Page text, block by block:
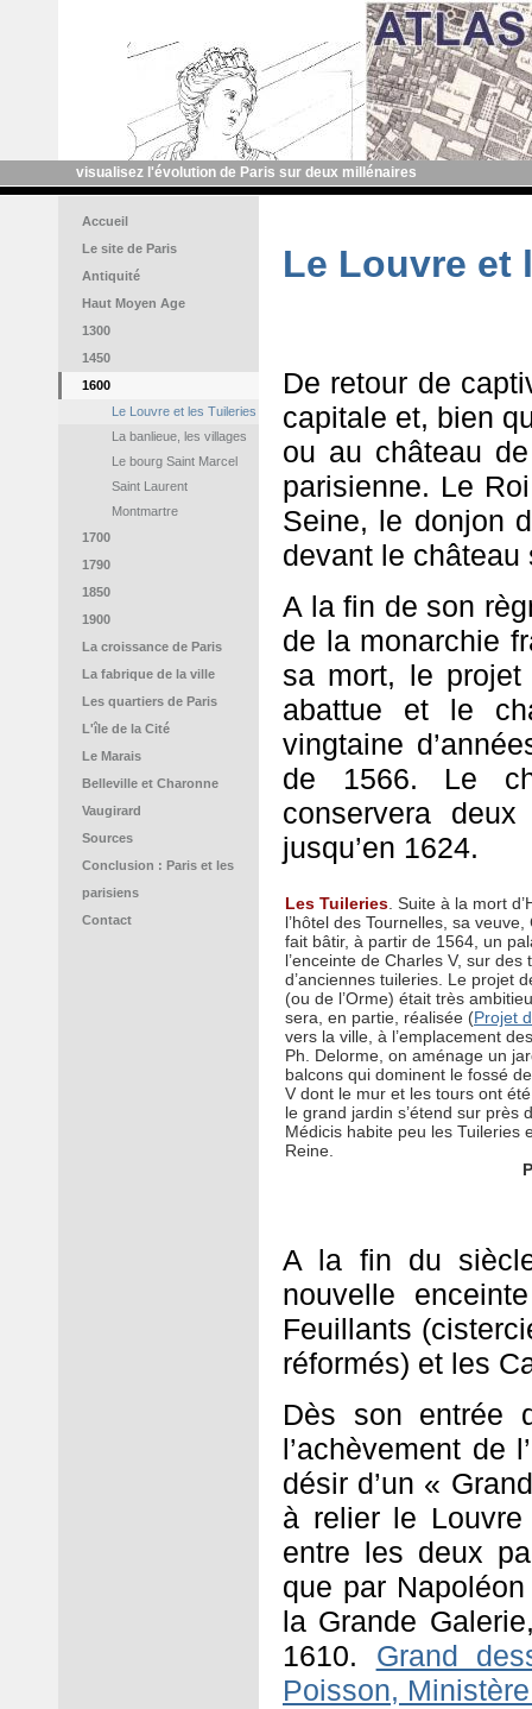
visualisez l'évolution de Paris sur deux millénaires
Accueil
Le site de Paris
Antiquité
Haut Moyen Age
1300
1450
1600
Le Louvre et les Tuileries
La banlieue, les villages
Le bourg Saint Marcel
Saint Laurent
Montmartre
1700
1790
1850
1900
La croissance de Paris
La fabrique de la ville
Les quartiers de Paris
L'île de la Cité
Le Marais
Belleville et Charonne
Vaugirard
Sources
Conclusion : Paris et les
parisiens
Contact
Le Louvre et
De retour de
capitale et, bien
ou au château
parisienne. Le
Seine, le donjon
devant le
A la fin de son
de la monarchie
sa mort, le
abattue et le
vingtaine
de 1566. Le
conservera
jusqu’en 1624.
Les Tuileries. Suite à la mort
l’hôtel des Tournelles, sa
fait bâtir, à partir de 1564, un
l’enceinte de Charles V, sur
d’anciennes tuileries. Le projet
(ou de l’Orme) était très
sera, en partie, réalisée (Projet
vers la ville, à l’emplacement
Ph. Delorme, on aménage un
balcons qui dominent le fossé
V dont le mur et les tours ont
le grand jardin s’étend sur près
Médicis habite peu les Tuileries
Reine.
A la fin du
nouvelle
Feuillants
réformés) et les
Dès son entrée
l’achèvement de
désir d’un «
à relier le Louvre
entre les deux
que par
la Grande
1610. Grand
Poisson,